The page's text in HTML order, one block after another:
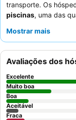
transporte. Os
piscinas, uma das
pela suagentileza e
agradável opção de
tranquila, os
jardim.
Mostrar mais
Avaliações dos
Excelente
Muito boa
Boa
Aceitável
Fraca